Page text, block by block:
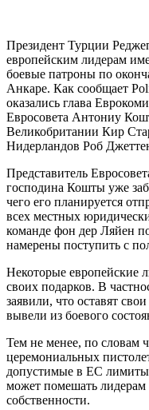
Президент Турции
европейским лидерам
боевые патроны по
Анкаре. Как сообщает
оказались глава
Евросовета Антониу
Великобритании Кир
Нидерландов Роб
Представитель
господина Кошты уже
чего его планируется
всех местных
команде фон дер Ляйен
намерены поступить с
Некоторые европейские
своих подарков. В
заявили, что оставят
вывели из боевого
Тем не менее, по словам
церемониальных
допустимые в ЕС
может помешать лидерам
собственности.